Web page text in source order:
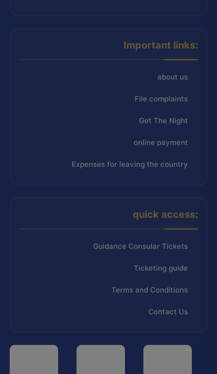
Important links:
about us
File complaints
Get The Night
online payment
Expenses for leaving the country
quick access:
Guidance Consular Tickets
Ticketing guide
Terms and Conditions
Contact Us